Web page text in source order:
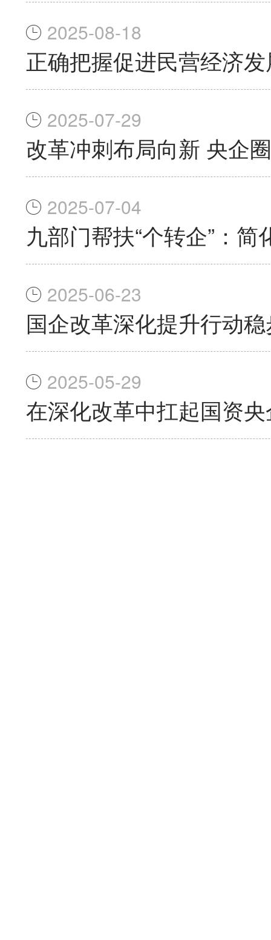
2025-08-18
正确把握促进民营经济
2025-07-29
改革冲刺布局向新 央企
2025-07-04
九部门帮扶“个转企”：
2025-06-23
国企改革深化提升行动
2025-05-29
在深化改革中扛起国资